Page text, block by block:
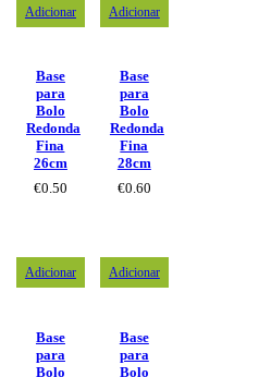
Adicionar
Base
para
Bolo
Redonda
Fina
26cm
€0.50
Adicionar
Base
para
Bolo
Redonda
Fina
28cm
€0.60
Adicionar
Base
para
Bolo
Adicionar
Base
para
Bolo